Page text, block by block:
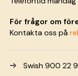
För frågor om
Kontakta oss på
Swish 900 22